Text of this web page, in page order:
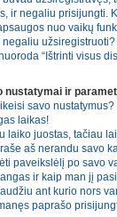
ir negaliu prisijungti.
nuo vaikų
negaliu užsiregistruoti?
“Ištrinti visus
nustatymai ir
savo nustatymus?
laikas!
laiko juostas, tačiau
aš nerandu savo
paveikslėlį po savo
ir kaip man jį
ant kurio nors
paprašo